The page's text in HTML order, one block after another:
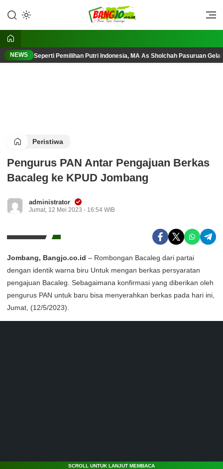
konten
Bangjo.co.id
Berani, Tegas, Terpercaya
NEWS Seperti Pemilihan Putri Indonesia, MA As Sholchah Pasuruan
Peristiwa
Pengurus PAN Antar Pengajuan Berkas
Bacaleg ke KPUD Jombang
administrator
Jumat, 12 Mei 2023 - 16:54 WIB
Jombang, Bangjo.co.id – Rombongan Bacaleg dari partai
dengan identik warna biru Untuk mengan berkas persyaratan
pengajuan Bacaleg. Sebagaimana konfirmasi yang diberikan oleh
pengurus PAN untuk baru bisa menyerahkan berkas pada hari ini,
Jumat, (12/5/2023).
SCROLL UNTUK LANJUT MEMBACA